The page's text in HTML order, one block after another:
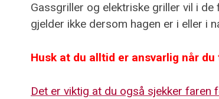
Gassgriller og elektriske griller vil i
gjelder ikke dersom hagen er i eller i
Husk at du alltid er ansvarlig når
Det er viktig at du også sjekker